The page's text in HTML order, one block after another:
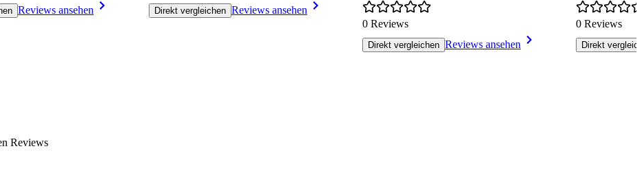
Reviews ansehen Direkt vergleichen Reviews ansehen
0 Reviews
Direkt vergleichen Reviews ansehen
0 Reviews
Direkt
Reviews